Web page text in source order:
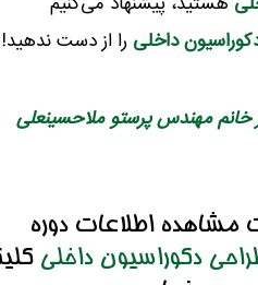
داخلی را از دست ندهید!
خانم مهندس پرستو ملاحسینعلی
مشاهده اطلاعات دوره
دکوراسیون داخلی